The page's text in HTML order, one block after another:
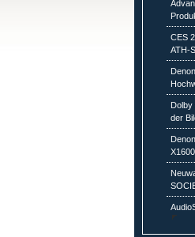
CES
ATH-
Dolby
der